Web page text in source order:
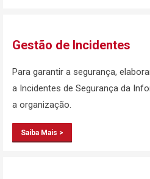
Gestão de Incidentes
Para garantir a segurança,
a Incidentes de Segurança da
a organização.
Saiba Mais >